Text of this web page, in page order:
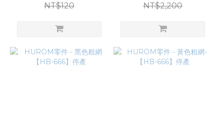
NT$120
NT$2,200